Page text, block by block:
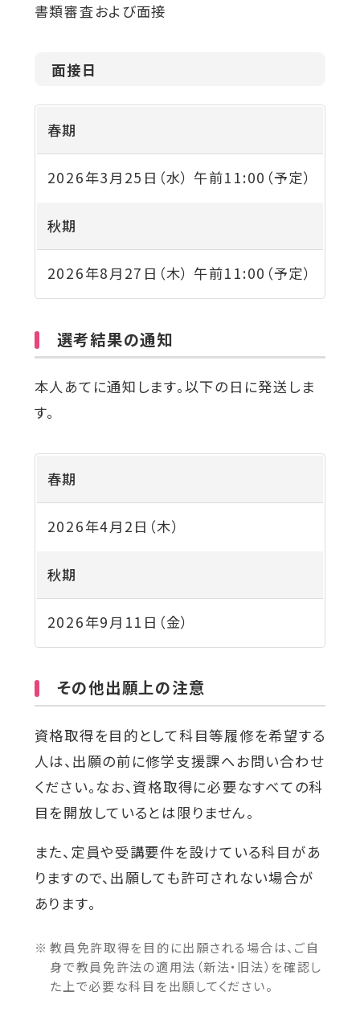
書類審査および面接
面接日
春期
2026年3月25日（水） 午前11:00 （予定）
秋期
2026年8月27日（木） 午前11:00 （予定）
選考結果の通知
本人あてに通知します。以下の日に発送しま
す。
春期
2026年4月2日（木）
秋期
2026年9月11日（金）
その他出願上の注意
資格取得を目的として科目等履修を希望する
人は、出願の前に修学支援課へお問い合わせ
ください。なお、資格取得に必要なすべての科
目を開放しているとは限りません。
また、定員や受講要件を設けている科目があ
りますので、出願しても許可されない場合が
あります。
教員免許取得を目的に出願される場合は、ご自
身で教員免許法の適用法（新法・旧法）を確認し
た上で必要な科目を出願してください。